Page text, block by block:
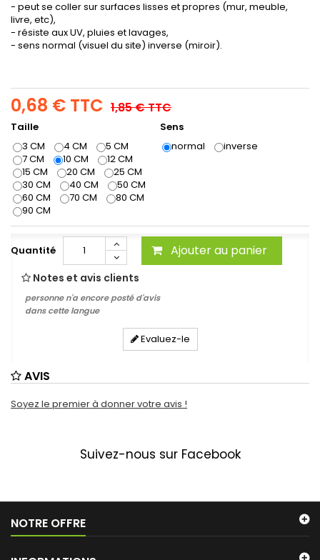
- peut se coller sur surfaces lisses et propres (mur, meuble,
livre, etc),
- résiste aux UV, pluies et lavages,
- sens normal (visuel du site) inverse (miroir).
0,68 € TTC 1,85 €TTC
Taille
3 CM
4 CM
5 CM
7 CM
10 CM
12 CM
15 CM
20 CM
25 CM
30 CM
40 CM
50 CM
60 CM
70 CM
80 CM
90 CM
Sens
normal
inverse
Quantité Ajouter au panier
Notes et avis clients
personne n'a encore posté d'avis
dans cette langue
Evaluez-le
AVIS
Soyez le premier à donner votre avis !
Suivez-nous sur Facebook
NOTRE OFFRE